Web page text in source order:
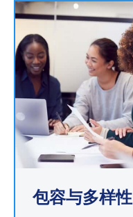
包容与多样性